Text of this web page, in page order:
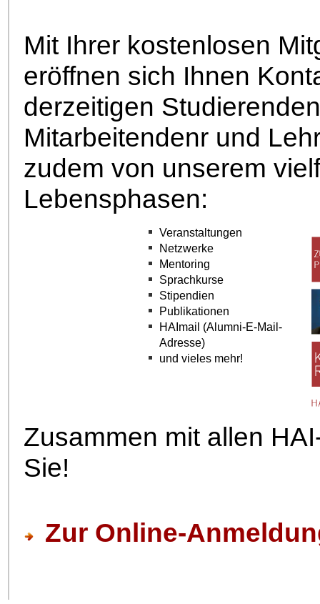
Mit Ihrer kostenlosen
eröffnen sich Ihnen
derzeitigen
Mitarbeitendenr und
zudem von unserem
Lebensphasen:
Veranstaltungen
Netzwerke
Mentoring
Sprachkurse
Stipendien
Publikationen
HAImail (Alumni-E-Mail-
Adresse)
und vieles mehr!
Zusammen mit allen
Sie!
Zur Online-